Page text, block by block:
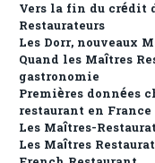
Vers la fin du crédit
Restaurateurs
Les Dorr, nouveaux
Quand les Maîtres
gastronomie
Premières données
restaurant en France
Les Maîtres-
Les Maîtres